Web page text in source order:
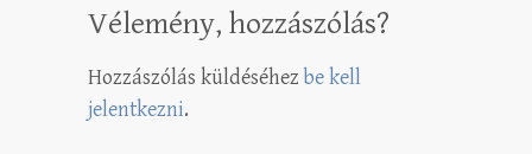
Vélemény, hozzászólás?
Hozzászólás küldéséhezbe kell
jelentkezni.